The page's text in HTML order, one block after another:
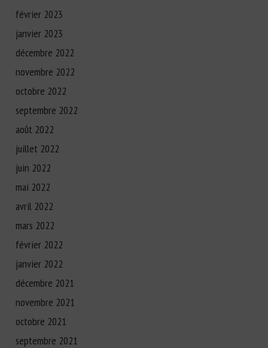
février 2023
janvier 2023
décembre 2022
novembre 2022
octobre 2022
septembre 2022
août 2022
juillet 2022
juin 2022
mai 2022
avril 2022
mars 2022
février 2022
janvier 2022
décembre 2021
novembre 2021
octobre 2021
septembre 2021